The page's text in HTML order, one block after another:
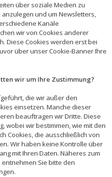
über soziale Medien zu
und um Newsletters,
Kanäle
wir von Cookies anderer
Diese Cookies werden erst bei
über unser Cookie-Banner Ihre
wir um Ihre Zustimmung?
die wir außer den
einsetzen. Manche dieser
beauftragen wir Dritte. Diese
wobei wir bestimmen, wie mit den
Cookies, die ausschließlich von
Wir haben keine Kontrolle über
mit Ihren Daten. Näheres zum
Sie bitte den